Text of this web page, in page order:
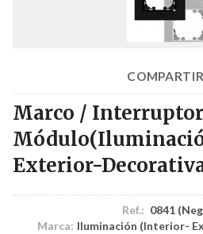
Marco / Interruptor
Módulo
Exterior-
Ref.: 0841
Marca: Iluminación (Interior-